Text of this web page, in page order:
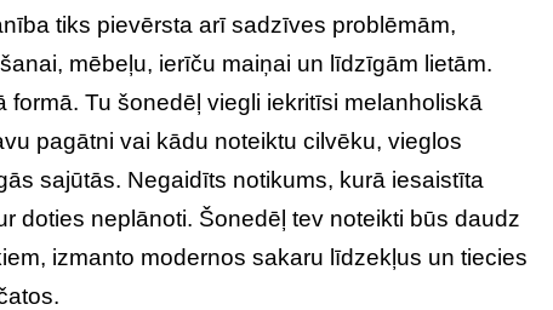
tiks pievērsta arī sadzīves problēmām,
mēbeļu, ierīču maiņai un līdzīgām lietām.
formā. Tu šonedēļ viegli iekritīsi melanholiskā
pagātni vai kādu noteiktu cilvēku, vieglos
sajūtās. Negaidīts notikums, kurā iesaistīta
doties neplānoti. Šonedēļ tev noteikti būs daudz
izmanto modernos sakaru līdzekļus un tiecies